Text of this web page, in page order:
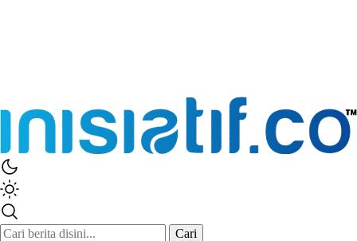
Inisiatif.co
Stay Connected Stay Informed
Cari